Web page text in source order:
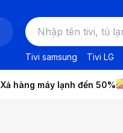
Tivi samsung Tivi LG
Xả hàng máy lạnh đến 50%